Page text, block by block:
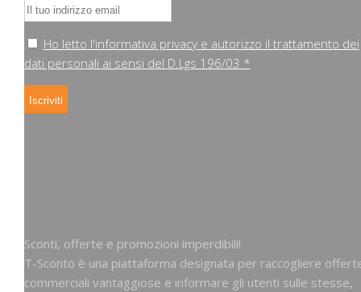
Ho letto l'informativa privacy e autorizzo il trattamento dei
dati personali ai sensi del D.Lgs 196/03 *
Sconti, offerte e promozioni imperdibili!
T-Sconto è una piattaforma designata per raccogliere
commerciali vantaggiose e informare gli utenti sulle stesse,